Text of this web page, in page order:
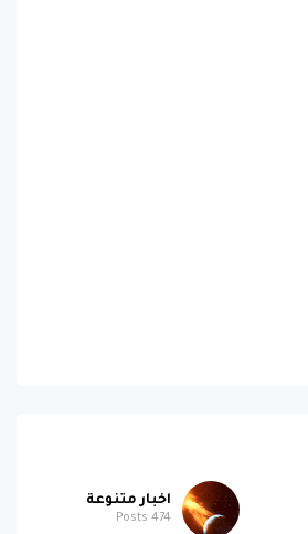
اخبار متنوعة
474